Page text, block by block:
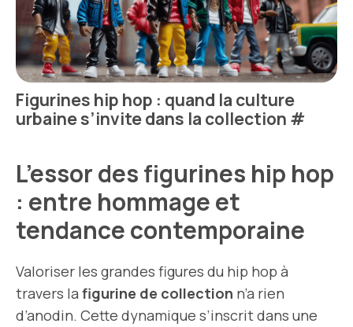
Figurines hip hop : quand la culture
urbaine s’invite dans la collection #
L’essor des figurines hip hop
: entre hommage et
tendance contemporaine
Valoriser les grandes figures du hip hop à
travers la figurine de collection n’a rien
d’anodin. Cette dynamique s’inscrit dans une